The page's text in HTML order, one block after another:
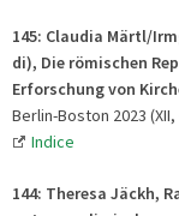
145: Claudia Märtl/
di), Die römischen
Erforschung von
Berlin-Boston 2023 (XII,
Indice
144: Theresa Jäckh,